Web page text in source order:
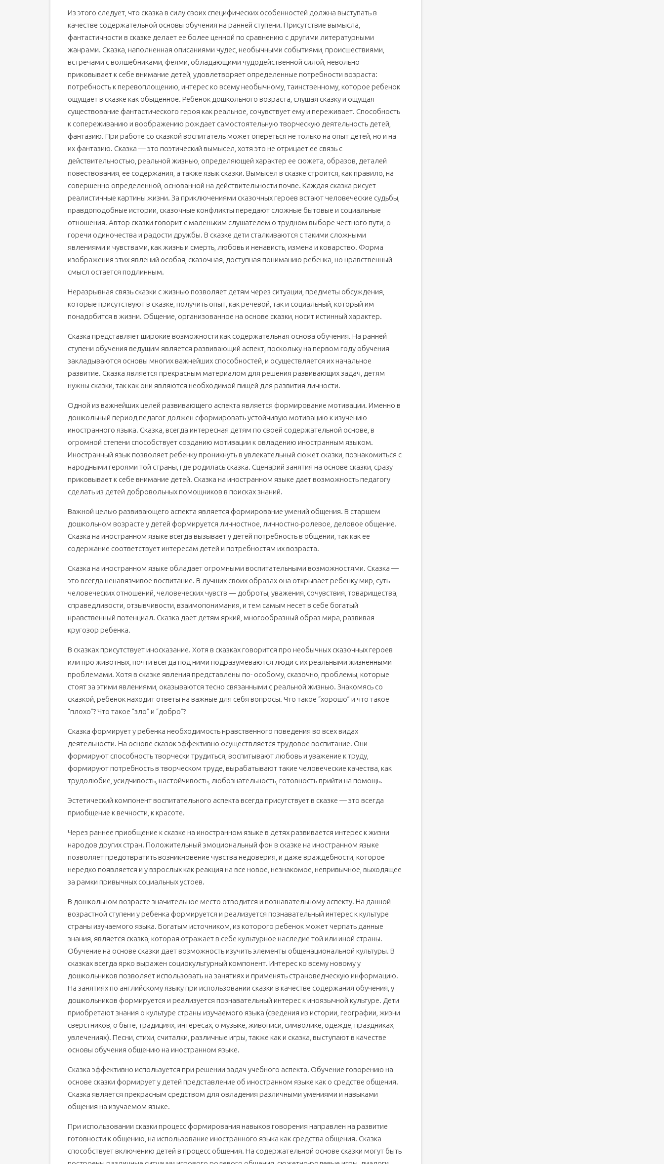
Из этого следует, что сказка в силу своих специфических особенностей должна выступать в
качестве содержательной основы обучения на ранней ступени. Присутствие вымысла,
фантастичности в сказке делает ее более ценной по сравнению с другими литературными
жанрами. Сказка, наполненная описаниями чудес, необычными событиями, происшествиями,
встречами с волшебниками, феями, обладающими чудодейственной силой, невольно
приковывает к себе внимание детей, удовлетворяет определенные потребности возраста:
потребность к перевоплощению, интерес ко всему необычному, таинственному, которое ребенок
ощущает в сказке как обыденное. Ребенок дошкольного возраста, слушая сказку и ощущая
существование фантастического героя как реальное, сочувствует ему и переживает. Способность
к сопереживанию и воображению рождает самостоятельную творческую деятельность детей,
фантазию. При работе со сказкой воспитатель может опереться не только на опыт детей, но и на
их фантазию. Сказка — это поэтический вымысел, хотя это не отрицает ее связь с
действительностью, реальной жизнью, определяющей характер ее сюжета, образов, деталей
повествования, ее содержания, а также язык сказки. Вымысел в сказке строится, как правило, на
совершенно определенной, основанной на действительности почве. Каждая сказка рисует
реалистичные картины жизни. За приключениями сказочных героев встают человеческие судьбы,
правдоподобные истории, сказочные конфликты передают сложные бытовые и социальные
отношения. Автор сказки говорит с маленьким слушателем о трудном выборе честного пути, о
горечи одиночества и радости дружбы. В сказке дети сталкиваются с такими сложными
явлениями и чувствами, как жизнь и смерть, любовь и ненависть, измена и коварство. Форма
изображения этих явлений особая, сказочная, доступная пониманию ребенка, но нравственный
смысл остается подлинным.
Неразрывная связь сказки с жизнью позволяет детям через ситуации, предметы обсуждения,
которые присутствуют в сказке, получить опыт, как речевой, так и социальный, который им
понадобится в жизни. Общение, организованное на основе сказки, носит истинный характер.
Сказка представляет широкие возможности как содержательная основа обучения. На ранней
ступени обучения ведущим является развивающий аспект, поскольку на первом году обучения
закладываются основы многих важнейших способностей, и осуществляется их начальное
развитие. Сказка является прекрасным материалом для решения развивающих задач, детям
нужны сказки, так как они являются необходимой пищей для развития личности.
Одной из важнейших целей развивающего аспекта является формирование мотивации. Именно в
дошкольный период педагог должен сформировать устойчивую мотивацию к изучению
иностранного языка. Сказка, всегда интересная детям по своей содержательной основе, в
огромной степени способствует созданию мотивации к овладению иностранным языком.
Иностранный язык позволяет ребенку проникнуть в увлекательный сюжет сказки, познакомиться с
народными героями той страны, где родилась сказка. Сценарий занятия на основе сказки, сразу
приковывает к себе внимание детей. Сказка на иностранном языке дает возможность педагогу
сделать из детей добровольных помощников в поисках знаний.
Важной целью развивающего аспекта является формирование умений общения. В старшем
дошкольном возрасте у детей формируется личностное, личностно-ролевое, деловое общение.
Сказка на иностранном языке всегда вызывает у детей потребность в общении, так как ее
содержание соответствует интересам детей и потребностям их возраста.
Сказка на иностранном языке обладает огромными воспитательными возможностями. Сказка —
это всегда ненавязчивое воспитание. В лучших своих образах она открывает ребенку мир, суть
человеческих отношений, человеческих чувств — доброты, уважения, сочувствия, товарищества,
справедливости, отзывчивости, взаимопонимания, и тем самым несет в себе богатый
нравственный потенциал. Сказка дает детям яркий, многообразный образ мира, развивая
кругозор ребенка.
В сказках присутствует иносказание. Хотя в сказках говорится про необычных сказочных героев
или про животных, почти всегда под ними подразумеваются люди с их реальными жизненными
проблемами. Хотя в сказке явления представлены по- особому, сказочно, проблемы, котopыe
стоят за этими явлениями, оказываются тесно связанными с реальной жизнью. Знакомясь со
сказкой, ребенок находит ответы на важные для себя вопросы. Что такое “хорошо” и что такое
“плохо”? Что такое “зло” и “добро”?
Сказка формирует у ребенка необходимость нравственного поведения во всех видах
деятельности. На основе сказок эффективно осуществляется трудовое воспитание. Они
формируют способность творчески трудиться, воспитывают любовь и уважение к труду,
формируют потребность в творческом труде, вырабатывают такие человеческие качества, как
трудолюбие, усидчивость, настойчивость, любознательность, готовность прийти на помощь.
Эстетический компонент воспитательного аспекта всегда присутствует в сказке — это всегда
приобщение к вечности, к красоте.
Через раннее приобщение к сказке на иностранном языке в детях развивается интерес к жизни
народов других стран. Положительный эмоциональный фон в сказке на иностранном языке
позволяет предотвратить возникновение чувства недоверия, и даже враждебности, которое
нередко появляется и у взрослых как реакция на все новое, незнакомое, непривычное, выходящее
за рамки привычных социальных устоев.
В дошкольном возрасте значительное место отводится и познавательному аспекту. На данной
возрастной ступени у ребенка формируется и реализуется познавательный интерес к культуре
страны изучаемого языка. Богатым источником, из которого ребенок может черпать данные
знания, является сказка, которая отражает в себе культурное наследие той или иной страны.
Обучение на основе сказки дает возможность изучить элементы общенациональной культуры. В
сказках всегда ярко выражен социокультурный компонент. Интерес ко всему новому у
дошкольников позволяет использовать на занятиях и применять страноведческую информацию.
На занятиях по английскому языку при использовании сказки в качестве содержания обучения, у
дошкольников формируется и реализуется познавательный интерес к иноязычной культуре. Дети
приобретают знания о культуре страны изучаемого языка (сведения из истории, географии, жизни
сверстников, о быте, традициях, интересах, о музыке, живописи, символике, одежде, праздниках,
увлечениях). Песни, стихи, считалки, различные игры, также как и сказка, выступают в качестве
основы обучения общению на иностранном языке.
Сказка эффективно используется при решении задач учебного аспекта. Обучение говорению на
основе сказки формирует у детей представление об иностранном языке как о средстве общения.
Сказка является прекрасным средством для овладения различными умениями и навыками
общения на изучаемом языке.
При использовании сказки процесс формирования навыков говорения направлен на развитие
готовности к общению, на использование иностранного языка как средства общения. Сказка
способствует включению детей в процесс общения. На содержательной основе сказки могут быть